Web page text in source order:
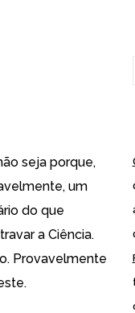
seja porque,
um
do que
a Ciência.
Provavelmente
.